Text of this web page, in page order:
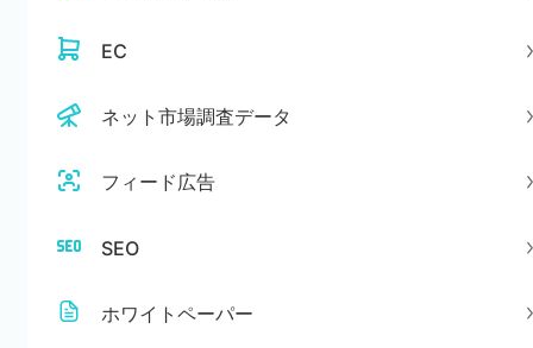
EC
ネット市場調査データ
フィード広告
SEO
ホワイトペーパー